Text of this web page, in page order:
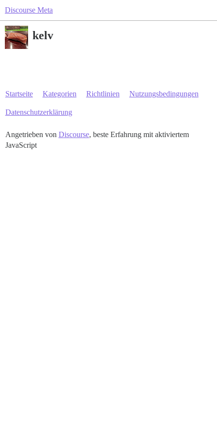
Discourse Meta
kelv
Startseite Kategorien Richtlinien Nutzungsbedingungen
Datenschutzerklärung
Angetrieben von Discourse, beste Erfahrung mit aktiviertem
JavaScript